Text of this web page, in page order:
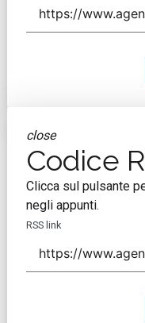
close
Codice
Clicca sul pulsante
negli appunti.
RSS link